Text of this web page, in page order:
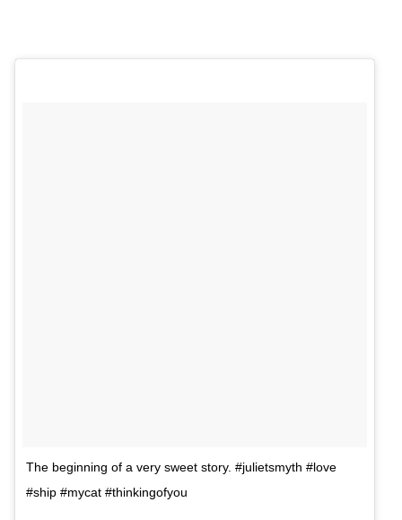
The beginning of a very sweet story. #julietsmyth #love
#ship #mycat #thinkingofyou